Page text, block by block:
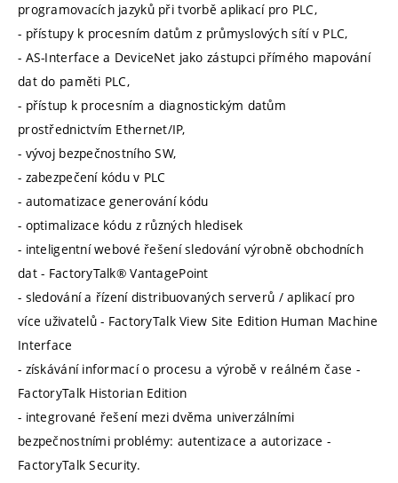
programovacích jazyků při tvorbě aplikací pro PLC,
- přístupy k procesním datům z průmyslových sítí v PLC,
- AS-Interface a DeviceNet jako zástupci přímého mapování
dat do paměti PLC,
- přístup k procesním a diagnostickým datům
prostřednictvím Ethernet/IP,
- vývoj bezpečnostního SW,
- zabezpečení kódu v PLC
- automatizace generování kódu
- optimalizace kódu z různých hledisek
- inteligentní webové řešení sledování výrobně obchodních
dat - FactoryTalk® VantagePoint
- sledování a řízení distribuovaných serverů / aplikací pro
více uživatelů - FactoryTalk View Site Edition Human Machine
Interface
- získávání informací o procesu a výrobě v reálném čase -
FactoryTalk Historian Edition
- integrované řešení mezi dvěma univerzálními
bezpečnostními problémy: autentizace a autorizace -
FactoryTalk Security.